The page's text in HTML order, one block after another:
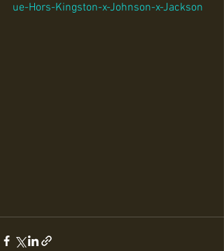
ue-Hors-Kingston-x-Johnson-x-Jackson